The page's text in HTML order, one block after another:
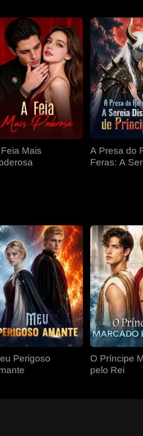
EP 34 EP 35
EP 37 EP 38
EP 40
Mais
A Presa do
Feras: A
Perigoso
O Príncipe
pelo Rei